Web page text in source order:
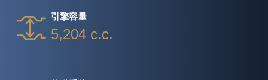
引擎容量
5,204 c.c.